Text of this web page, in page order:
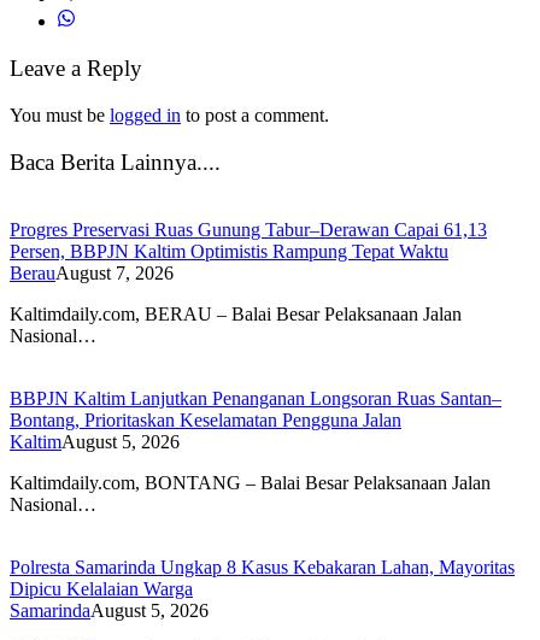
Leave a Reply
You must be logged in to post a comment.
Baca Berita Lainnya....
Progres Preservasi Ruas Gunung Tabur–Derawan Capai 61,13
Persen, BBPJN Kaltim Optimistis Rampung Tepat Waktu
BerauAugust 7, 2026
Kaltimdaily.com, BERAU – Balai Besar Pelaksanaan Jalan
Nasional…
BBPJN Kaltim Lanjutkan Penanganan Longsoran Ruas Santan–
Bontang, Prioritaskan Keselamatan Pengguna Jalan
KaltimAugust 5, 2026
Kaltimdaily.com, BONTANG – Balai Besar Pelaksanaan Jalan
Nasional…
Polresta Samarinda Ungkap 8 Kasus Kebakaran Lahan, Mayoritas
Dipicu Kelalaian Warga
SamarindaAugust 5, 2026